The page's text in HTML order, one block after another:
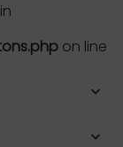
on line

